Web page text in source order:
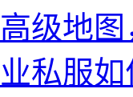
级地
私服